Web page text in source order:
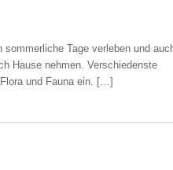
Tage verleben und
Hause nehmen. Verschiedenste
und Fauna ein. […]